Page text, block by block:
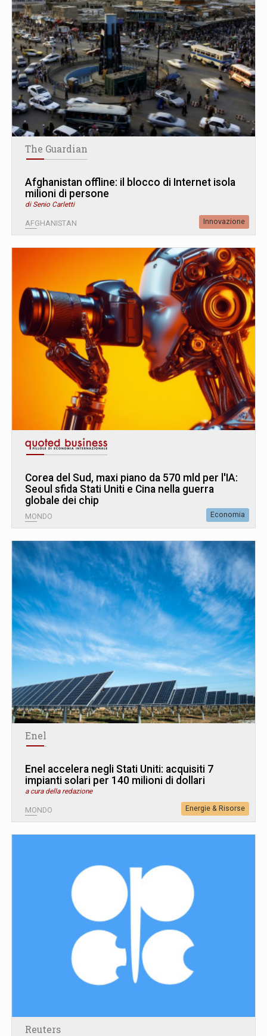
The Guardian
Afghanistan offline: il blocco di Internet isola
milioni di persone
di Senio Carletti
AFGHANISTAN Innovazione
Corea del Sud, maxi piano da 570 mld per l'IA:
Seoul sfida Stati Uniti e Cina nella guerra
globale dei chip
MONDO Economia
Enel
Enel accelera negli Stati Uniti: acquisiti 7
impianti solari per 140 milioni di dollari
a cura della redazione
MONDO Energie & Risorse
Reuters